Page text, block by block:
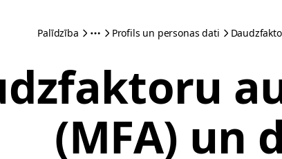
Palīdzība Profils un personas dati
(MFA) un